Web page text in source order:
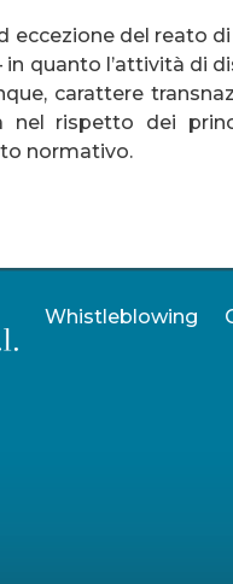
eccezione del reato
quanto l’attività di
carattere
nel rispetto dei
normativo.
Whistleblowing